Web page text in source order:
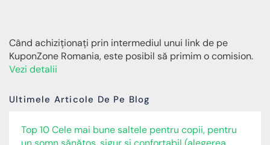
Când achiziționați prin intermediul unui link de pe
KuponZone Romania, este posibil să primim o comision.
Vezi detalii
Ultimele Articole De Pe Blog
Top 10 Cele mai bune saltele pentru copii, pentru